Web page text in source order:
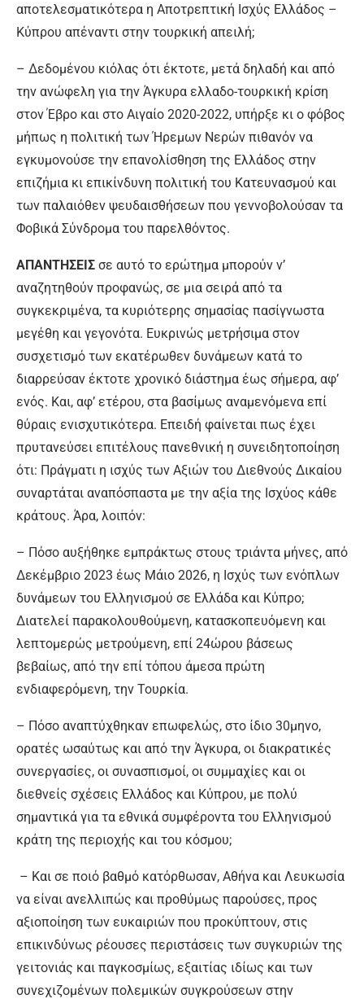
αποτελεσματικότερα η Αποτρεπτική Ισχύς Ελλάδος –
Κύπρου απέναντι στην τουρκική απειλή;
– Δεδομένου κιόλας ότι έκτοτε, μετά δηλαδή και από
την ανώφελη για την Άγκυρα ελλαδο-τουρκική κρίση
στον Έβρο και στο Αιγαίο 2020-2022, υπήρξε κι ο φόβος
μήπως η πολιτική των Ήρεμων Νερών πιθανόν να
εγκυμονούσε την επανολίσθηση της Ελλάδος στην
επιζήμια κι επικίνδυνη πολιτική του Κατευνασμού και
των παλαιόθεν ψευδαισθήσεων που γεννοβολούσαν τα
Φοβικά Σύνδρομα του παρελθόντος.
ΑΠΑΝΤΗΣΕΙΣ σε αυτό το ερώτημα μπορούν ν’
αναζητηθούν προφανώς, σε μια σειρά από τα
συγκεκριμένα, τα κυριότερης σημασίας πασίγνωστα
μεγέθη και γεγονότα. Ευκρινώς μετρήσιμα στον
συσχετισμό των εκατέρωθεν δυνάμεων κατά το
διαρρεύσαν έκτοτε χρονικό διάστημα έως σήμερα, αφ’
ενός. Και, αφ’ ετέρου, στα βασίμως αναμενόμενα επί
θύραις ενισχυτικότερα. Επειδή φαίνεται πως έχει
πρυτανεύσει επιτέλους πανεθνική η συνειδητοποίηση
ότι: Πράγματι η ισχύς των Αξιών του Διεθνούς Δικαίου
συναρτάται αναπόσπαστα με την αξία της Ισχύος κάθε
κράτους. Άρα, λοιπόν:
– Πόσο αυξήθηκε εμπράκτως στους τριάντα μήνες, από
Δεκέμβριο 2023 έως Μάιο 2026, η Ισχύς των ενόπλων
δυνάμεων του Ελληνισμού σε Ελλάδα και Κύπρο;
Διατελεί παρακολουθούμενη, κατασκοπευόμενη και
λεπτομερώς μετρούμενη, επί 24ώρου βάσεως
βεβαίως, από την επί τόπου άμεσα πρώτη
ενδιαφερόμενη, την Τουρκία.
– Πόσο αναπτύχθηκαν επωφελώς, στο ίδιο 30μηνο,
ορατές ωσαύτως και από την Άγκυρα, οι διακρατικές
συνεργασίες, οι συνασπισμοί, οι συμμαχίες και οι
διεθνείς σχέσεις Ελλάδος και Κύπρου, με πολύ
σημαντικά για τα εθνικά συμφέροντα του Ελληνισμού
κράτη της περιοχής και του κόσμου;
– Και σε ποιό βαθμό κατόρθωσαν, Αθήνα και Λευκωσία
να είναι ανελλιπώς και προθύμως παρούσες, προς
αξιοποίηση των ευκαιριών που προκύπτουν, στις
επικινδύνως ρέουσες περιστάσεις των συγκυριών της
γειτονιάς και παγκοσμίως, εξαιτίας ιδίως και των
συνεχιζομένων πολεμικών συγκρούσεων στην